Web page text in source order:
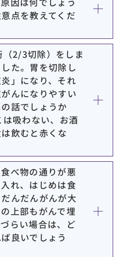
点を教えてくだ
2/3切除）をしま
た。胃を切除し
」になり、それ
んになりやすい
話でしょうか
は吸わない、お酒
飲むと赤くな
べ物の通りが悪
れ、はじめは食
んだんがんが大
上部もがんで埋
らい場合は、ど
良いでしょう